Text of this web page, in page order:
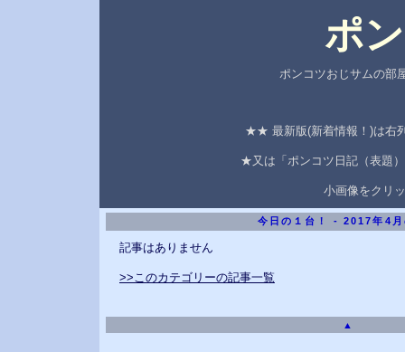
ポ
ポンコツおじサムの部
★★ 最新版(新着情報！)は右
★又は「ポンコツ日記（表題
小画像をクリ
今日の１台！ - 2017年4月
記事はありません
>>このカテゴリーの記事一覧
▲